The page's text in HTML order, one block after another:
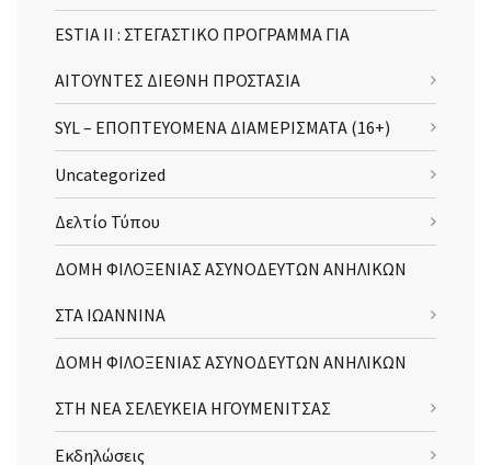
ESTIA II : ΣΤΕΓΑΣΤΙΚΟ ΠΡΟΓΡΑΜΜΑ ΓΙΑ
ΑΙΤΟΥΝΤΕΣ ΔΙΕΘΝΗ ΠΡΟΣΤΑΣΙΑ
SYL – ΕΠΟΠΤΕΥΟΜΕΝΑ ΔΙΑΜΕΡΙΣΜΑΤΑ (16+)
Uncategorized
Δελτίο Τύπου
ΔΟΜΗ ΦΙΛΟΞΕΝΙΑΣ ΑΣΥΝΟΔΕΥΤΩΝ ΑΝΗΛΙΚΩΝ
ΣΤΑ ΙΩΑΝΝΙΝΑ
ΔΟΜΗ ΦΙΛΟΞΕΝΙΑΣ ΑΣΥΝΟΔΕΥΤΩΝ ΑΝΗΛΙΚΩΝ
ΣΤΗ ΝΕΑ ΣΕΛΕΥΚΕΙΑ ΗΓΟΥΜΕΝΙΤΣΑΣ
Εκδηλώσεις